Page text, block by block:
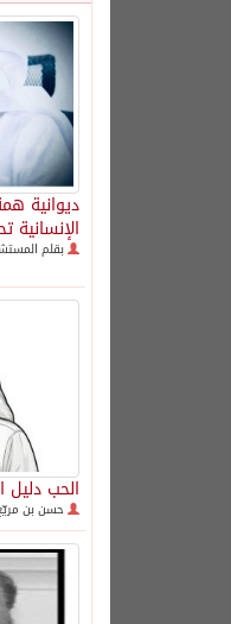
ديوانية
بقلم
الحب دليل
حسن بن